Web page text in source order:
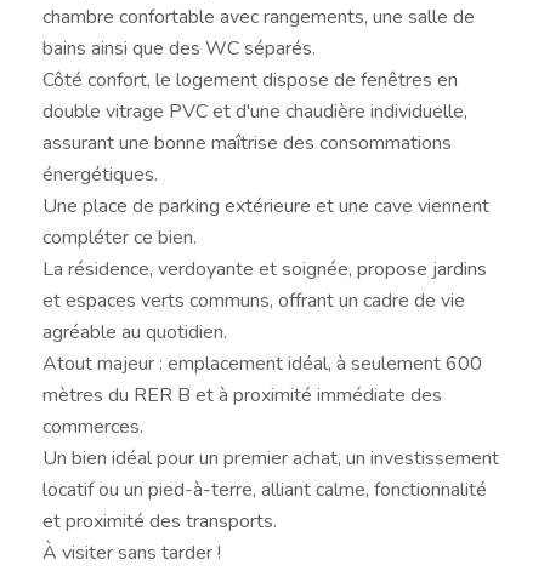
chambre confortable avec rangements, une salle de
bains ainsi que des WC séparés.
Côté confort, le logement dispose de fenêtres en
double vitrage PVC et d'une chaudière individuelle,
assurant une bonne maîtrise des consommations
énergétiques.
Une place de parking extérieure et une cave viennent
compléter ce bien.
La résidence, verdoyante et soignée, propose jardins
et espaces verts communs, offrant un cadre de vie
agréable au quotidien.
Atout majeur : emplacement idéal, à seulement 600
mètres du RER B et à proximité immédiate des
commerces.
Un bien idéal pour un premier achat, un investissement
locatif ou un pied-à-terre, alliant calme, fonctionnalité
et proximité des transports.
À visiter sans tarder !